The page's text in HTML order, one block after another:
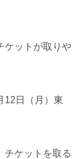
ケットが取りや
12日（月）東
チケットを取る